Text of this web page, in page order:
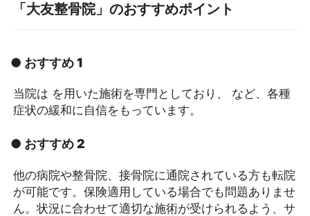
「大友整骨院」のおすすめポイント
● おすすめ 1
当院は を用いた施術を専門としており、 など、各種
症状の緩和に自信をもっています。
● おすすめ 2
他の病院や整骨院、接骨院に通院されている方も転院
が可能です。保険適用している場合でも問題ありませ
ん。状況に合わせて適切な施術が受けられるよう、サ